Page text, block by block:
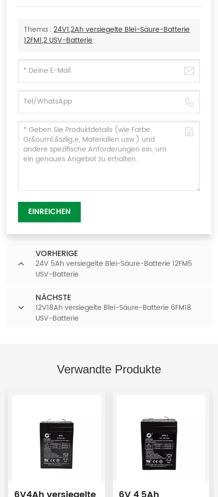
Thema :24V1,2Ah versiegelte Blei-Säure-Batterie
12FM1,2 USV-Batterie
EINREICHEN
VORHERIGE
24V 5Ah versiegelte Blei-Säure-Batterie 12FM5
USV-Batterie
NÄCHSTE
12V18Ah versiegelte Blei-Säure-Batterie 6FM18
USV-Batterie
Verwandte Produkte